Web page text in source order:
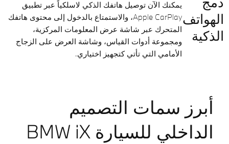
الهواتف
الذكية
يمكنك الآن توصيل هاتفك الذكي لاسلكياً عبر تطبيق
Apple CarPlay، والاستمتاع بالدخول إلى محتوى هاتفك
المتحرك عبر شاشة عرض المعلومات المركزية،
ومجموعة أدوات القياس، وشاشة العرض على الزجاج
الأمامي التي تأتي كتجهيز اختياري.
أبرز سمات التصميم
الداخلي للسيارة BMW iX​